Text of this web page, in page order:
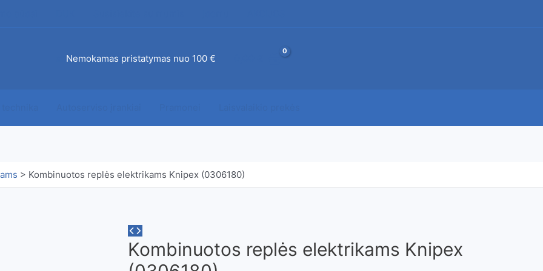
Nemokamas pristatymas nuo 100 €
> Kombinuotos replės elektrikams Knipex (0306180)
Kombinuotos replės elektrikams Knipex